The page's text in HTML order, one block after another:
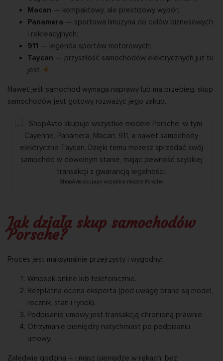
Macan — kompaktowy, ale prestiżowy wybór;
Panamera — sportowa limuzyna do celów biznesowych
i rekreacyjnych;
911 — legenda sportów motorowych;
Taycan — przyszłość samochodów elektrycznych już tu
jest
.
Nawet jeśli samochód wymaga naprawy lub ma przebieg, skup
samochodów jest gotowy rozważyć jego zakup.
ShopAvto skupuje wszystkie modele Porsche
Jak działa skup samochodów
Porsche?
Proces jest maksymalnie przejrzysty i wygodny:
Wniosek online lub telefonicznie.
Bezpłatna ocena eksperta (pod uwagę brane są model,
rocznik, stan i rynek).
Podpisanie umowy jest transakcją chronioną prawnie.
Otrzymanie pieniędzy natychmiast po podpisaniu
umowy.
Zaledwie godzina – i masz pieniądze w rękach, bez